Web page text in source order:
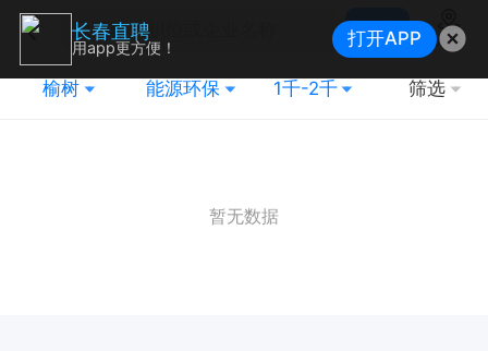
搜索
地图
榆树 能源环保 1千-2千 筛选
暂无数据
长春直聘
用app更方便！ 打开APP